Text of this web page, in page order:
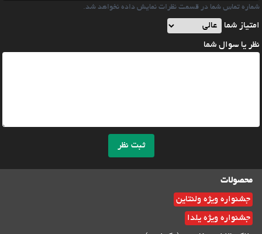
شماره تماس شما در قسمت نظرات نمایش داده نخواهد شد.
امتیاز شما
نظر یا سوال شما
ثبت نظر
محصولات
جشنواره ویژه ولنتاین
جشنواره ویژه یلدا